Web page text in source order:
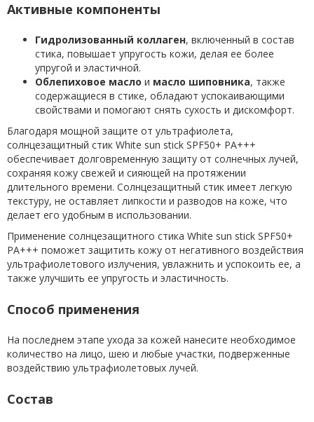
Активные компоненты
Гидролизованный коллаген, включенный в состав
стика, повышает упругость кожи, делая ее более
упругой и эластичной.
Облепиховое масло и масло шиповника, также
содержащиеся в стике, обладают успокаивающими
свойствами и помогают снять сухость и дискомфорт.
Благодаря мощной защите от ультрафиолета,
солнцезащитный стик White sun stick SPF50+ PA+++
обеспечивает долговременную защиту от солнечных лучей,
сохраняя кожу свежей и сияющей на протяжении
длительного времени. Солнцезащитный стик имеет легкую
текстуру, не оставляет липкости и разводов на коже, что
делает его удобным в использовании.
Применение солнцезащитного стика White sun stick SPF50+
PA+++ поможет защитить кожу от негативного воздействия
ультрафиолетового излучения, увлажнить и успокоить ее, а
также улучшить ее упругость и эластичность.
Способ применения
На последнем этапе ухода за кожей нанесите необходимое
количество на лицо, шею и любые участки, подверженные
воздействию ультрафиолетовых лучей.
Состав